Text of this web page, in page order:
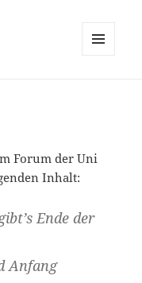
Forum der Uni
Inhalt:
Ende der
Anfang